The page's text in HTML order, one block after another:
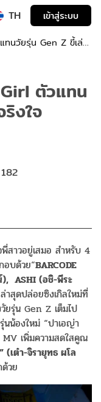
TH
เข้าสู่ระบบ
ทนวัยรุ่น Gen Z ขี้เล่น
ตัวแทน
งใจ
182
พี่สาวอยู่เสมอ สำหรับ 4
อบด้วย“BARCODE
ASHI (อชิ-พีระ
ล่าสุดปล่อยซิงเกิลใหม่ที่
ยรุ่น Gen Z เต็มไป
นน้องใหม่ “ปาเอญ่า
เพิ่มความสดใสคูณ
(เต๋า-จิรายุทธ ผโล
วย